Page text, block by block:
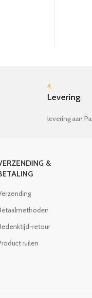
4.
Levering
levering aan
&
retour
ruilen